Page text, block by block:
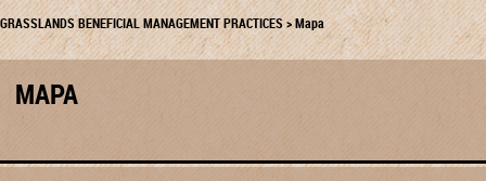
GRASSLANDS BENEFICIAL MANAGEMENT PRACTICES>Mapa
MAPA